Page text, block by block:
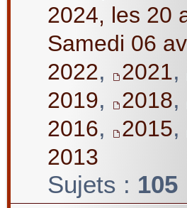
2024, les 20
Samedi 06
2022, 2021,
2019, 2018,
2016, 2015,
2013
Sujets : 105